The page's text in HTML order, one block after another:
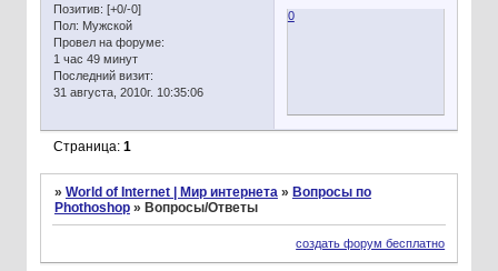
Позитив: [+0/-0]
Пол: Мужской
Провел на форуме:
1 час 49 минут
Последний визит:
31 августа, 2010г. 10:35:06
0
Страница: 1
» World of Internet | Мир интернета » Вопросы по
Phothoshop » Вопросы/Ответы
создать форум бесплатно